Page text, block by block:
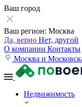
Ваш город
Ваш регион: Москва
Да, верно Нет, другой
О компании Контакты
Москва и
Недвижимость